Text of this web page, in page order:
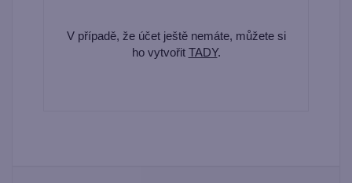
V případě, že účet ještě nemáte, můžete si
ho vytvořit TADY.